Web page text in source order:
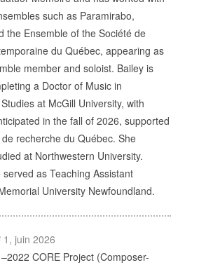
ET
such as Paramirabo,
the Ensemble of the Société de
du Québec, appearing as
member and soloist. Bailey is
a Doctor of Music in
at McGill University, with
in the fall of 2026, supported
recherche du Québec. She
at Northwestern University.
served as Teaching Assistant
University Newfoundland.
1, juin 2026
CORE Project (Composer-